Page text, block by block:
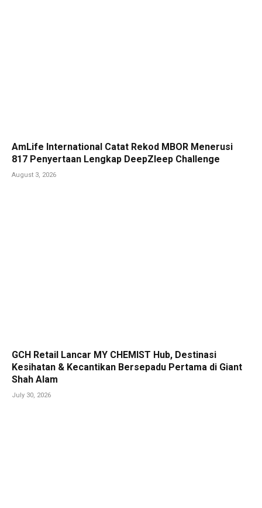
AmLife International Catat Rekod MBOR Menerusi
817 Penyertaan Lengkap DeepZleep Challenge
August 3, 2026
GCH Retail Lancar MY CHEMIST Hub, Destinasi
Kesihatan & Kecantikan Bersepadu Pertama di Giant
Shah Alam
July 30, 2026